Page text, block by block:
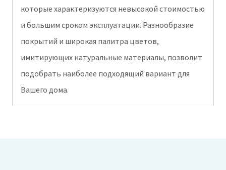
которые характеризуются невысокой стоимостью
и большим сроком эксплуатации. Разнообразие
покрытий и широкая палитра цветов,
имитирующих натуральные материалы, позволит
подобрать наиболее подходящий вариант для
Вашего дома.